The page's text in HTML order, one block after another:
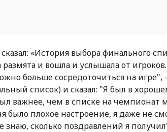
«История выбора финального
и вошла и услышала от
больше сосредоточиться на игре",
список) и сказал: "Я был в
важнее, чем в списке на чемпионат
было плохое настроение, я даже не
сколько поздравлений я